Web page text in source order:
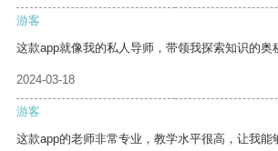
游客
这款app就像我的私人导师，带领我探索知识的奥
2024-03-18
游客
这款app的老师非常专业，教学水平很高，让我能